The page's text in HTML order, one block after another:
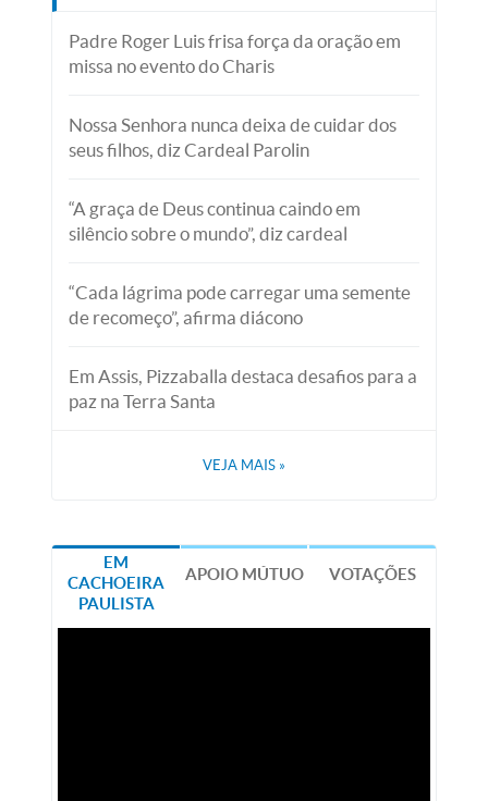
Padre Roger Luis frisa força da oração em
missa no evento do Charis
Nossa Senhora nunca deixa de cuidar dos
seus filhos, diz Cardeal Parolin
“A graça de Deus continua caindo em
silêncio sobre o mundo”, diz cardeal
“Cada lágrima pode carregar uma semente
de recomeço”, afirma diácono
Em Assis, Pizzaballa destaca desafios para a
paz na Terra Santa
VEJA MAIS »
EM
CACHOEIRA
PAULISTA
APOIO MÚTUO VOTAÇÕES